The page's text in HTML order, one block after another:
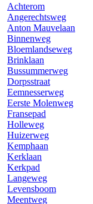
Achterom
Angerechtsweg
Anton Mauvelaan
Binnenweg
Bloemlandseweg
Brinklaan
Bussummerweg
Dorpsstraat
Eemnesserweg
Eerste Molenweg
Fransepad
Holleweg
Huizerweg
Kemphaan
Kerklaan
Kerkpad
Langeweg
Levensboom
Meentweg